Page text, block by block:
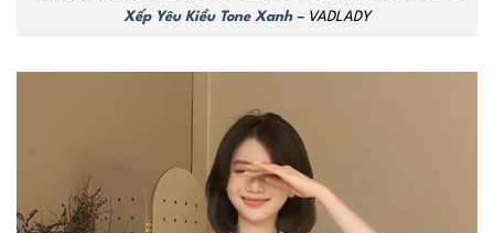
Xếp Yêu Kiều Tone Xanh– VADLADY